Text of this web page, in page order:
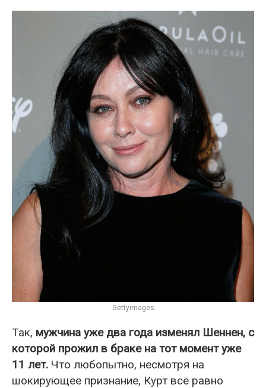
Gettyimages
Так, мужчина уже два года изменял Шеннен, с
которой прожил в браке на тот момент уже
11 лет. Что любопытно, несмотря на
шокирующее признание, Курт всё равно